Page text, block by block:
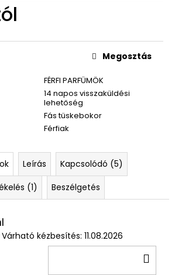
FÉRFI PARFÜMÖK
14 napos visszaküldési
lehetőség
Fás tüskebokor
Férfiak
Megosztás
Leírás
Kapcsolódó (5)
(1)
Beszélgetés
Várható kézbesítés: 11.08.2026